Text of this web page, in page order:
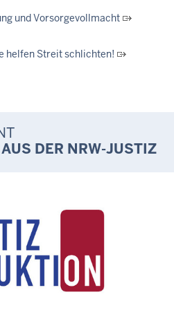
helfen Streit schlichten!
und Vorsorgevollmacht
helfen Streit schlichten!
Justiz NRW unterstützt
häusliche Gewalt
gestalten: Minister Limbach
Zukunftswerkstatt Justiz
DER NRW-JUSTIZ